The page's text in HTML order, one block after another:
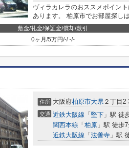
ヴィラカレラのおススメポイン
あります。 柏原市でお部屋探し
敷金/礼金/保証金/償却/敷引
0ヶ月 /5万円/-/-/-
住所 大阪府柏原市大県 ２丁目
交通 近鉄大阪線 「 堅下 」駅 徒
関西本線 「 柏原 」駅 徒歩
近鉄大阪線 「 法善寺 」駅